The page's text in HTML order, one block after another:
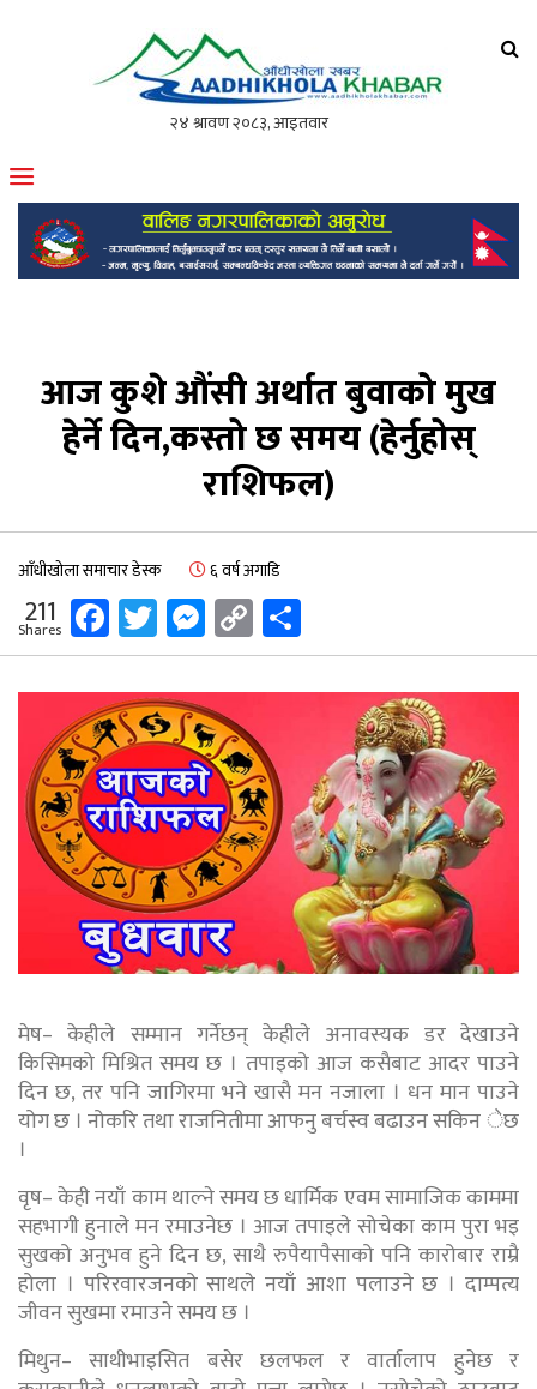
मोफसलकै लोकप्रिय अनलाइन पत्रिका
आज कुशे औंसी अर्थात बुवाको मुख
हेर्ने दिन,कस्तो छ समय (हेर्नुहोस्
राशिफल)
आँधीखोला समाचार डेस्क ६ वर्ष अगाडि
211
Shares Facebook
Twitter
Messenger
Copy
Link
मेष– केहीले सम्मान गर्नेछन् केहीले अनावस्यक डर देखाउने
किसिमको मिश्रित समय छ । तपाइको आज कसैबाट आदर पाउने
दिन छ, तर पनि जागिरमा भने खासै मन नजाला । धन मान पाउने
योग छ । नोकरि तथा राजनितीमा आफनु बर्चस्व बढाउन सकिन ेछ
।
वृष– केही नयाँ काम थाल्ने समय छ धार्मिक एवम सामाजिक काममा
सहभागी हुनाले मन रमाउनेछ । आज तपाइले सोचेका काम पुरा भइ
सुखको अनुभव हुने दिन छ, साथै रुपैयापैसाको पनि कारोबार राम्रै
होला । परिरवारजनको साथले नयाँ आशा पलाउने छ । दाम्पत्य
जीवन सुखमा रमाउने समय छ ।
मिथुन– साथीभाइसित बसेर छलफल र वार्तालाप हुनेछ र